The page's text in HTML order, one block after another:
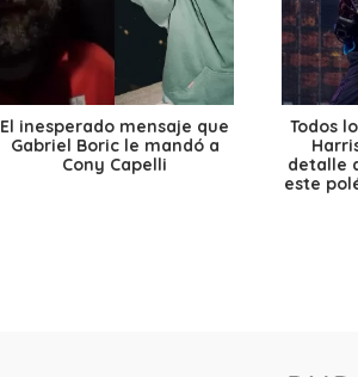
El inesperado mensaje que
Gabriel Boric le mandó a
Cony Capelli
Todos
detalle
este